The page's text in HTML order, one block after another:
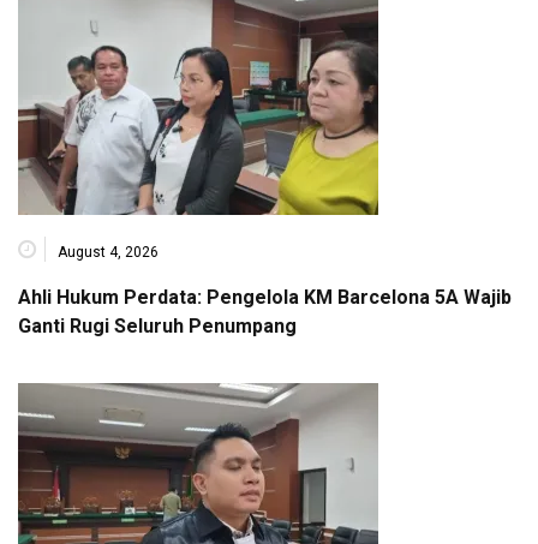
August 4, 2026
Ahli Hukum Perdata: Pengelola KM Barcelona 5A Wajib
Ganti Rugi Seluruh Penumpang